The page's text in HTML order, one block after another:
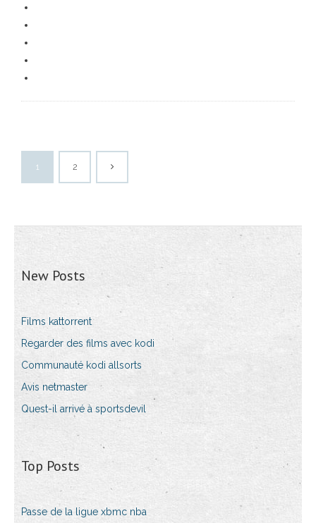
1 2
New Posts
Films kattorrent
Regarder des films avec kodi
Communauté kodi allsorts
Avis netmaster
Quest-il arrivé à sportsdevil
Top Posts
Passe de la ligue xbmc nba